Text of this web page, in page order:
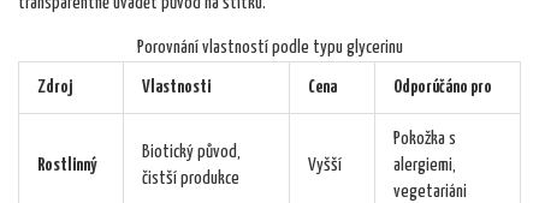
Porovnání vlastností podle typu glycerinu
Zdroj Vlastnosti Cena Odporúčáno pro
Rostlinný
Biotický původ,
čistší produkce
Vyšší
Pokožka s
alergiemi,
vegetariáni